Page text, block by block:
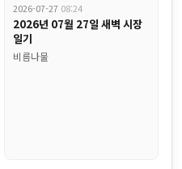
왜 꼭 짜장면이 나올까요?...
2026-07-27 08:24
2026년 07월 27일 새벽 시장
일기
비름나물